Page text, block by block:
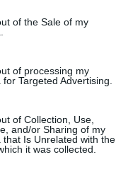
of the Sale of my
of processing my
Targeted Advertising.
of Collection, Use,
and/or Sharing of my
that Is Unrelated with the
it was collected.